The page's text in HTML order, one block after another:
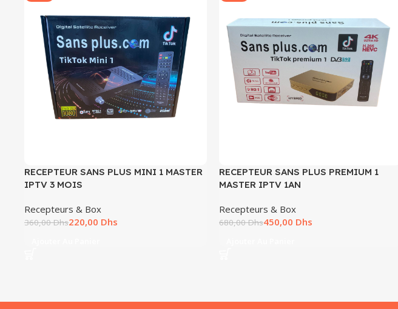
RECEPTEUR SANS PLUS MINI 1 MASTER
IPTV 3 MOIS
Recepteurs & Box
360,00Dhs220,00 Dhs
RECEPTEUR SANS PLUS PREMIUM 1
MASTER IPTV 1AN
Recepteurs & Box
680,00Dhs450,00 Dhs